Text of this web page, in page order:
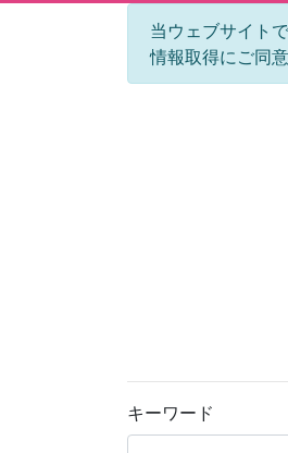
当ウェブサイト
情報取得にご同
キーワード